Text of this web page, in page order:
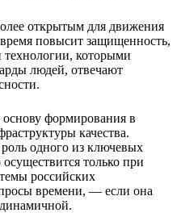
открытым для движения
повысит защищенность,
технологии, которыми
людей, отвечают
формирования в
качества.
одного из ключевых
только при
российских
времени, — если она